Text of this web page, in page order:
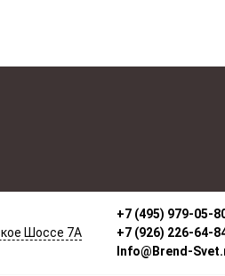
Шоссе 7А
+7 (495) 979-05-
+7 (926) 226-64-
Info@Brend-